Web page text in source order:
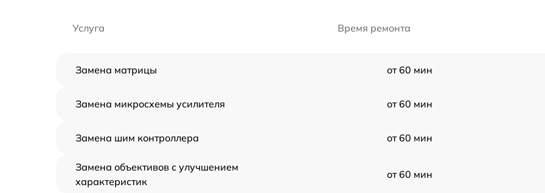
Услуга Время ремонта
Замена матрицы от 60 мин
Замена микросхемы усилителя от 60 мин
Замена шим контроллера от 60 мин
Замена объективов с улучшением
характеристик
от 60 мин